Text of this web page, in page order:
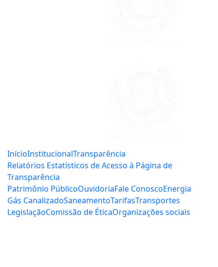
InícioInstitucionalTransparência
Relatórios Estatísticos de Acesso à Página de
Transparência
Patrimônio PúblicoOuvidoriaFale ConoscoEnergia
Gás CanalizadoSaneamentoTarifasTransportes
LegislaçãoComissão de ÉticaOrganizações sociais